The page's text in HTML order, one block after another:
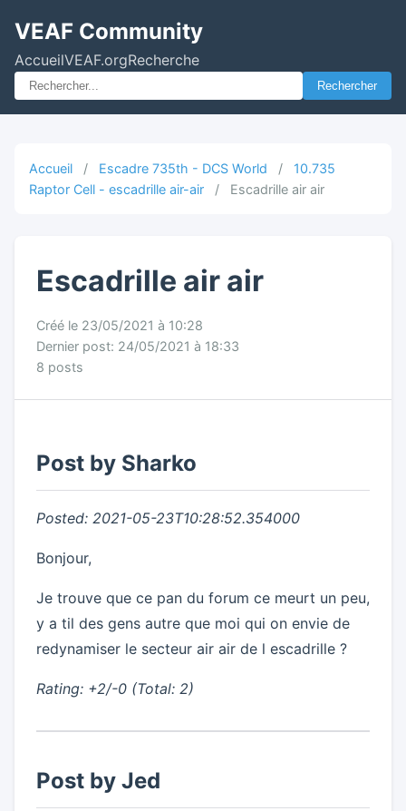
VEAF Community
AccueilVEAF.orgRecherche
Rechercher
Accueil / Escadre 735th - DCS World /
10.735
Raptor Cell - escadrille air-air
/ Escadrille air air
Escadrille air air
Créé le 23/05/2021 à 10:28
Dernier post: 24/05/2021 à 18:33
8 posts
Post by Sharko
Posted: 2021-05-23T10:28:52.354000
Bonjour,
Je trouve que ce pan du forum ce meurt un peu,
y a til des gens autre que moi qui on envie de
redynamiser le secteur air air de l escadrille ?
Rating: +2/-0 (Total: 2)
Post by Jed